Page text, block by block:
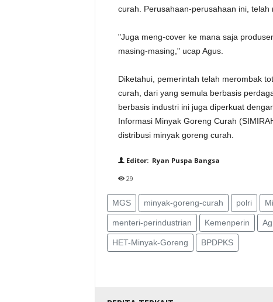
curah. Perusahaan-perusahaan ini,
"Juga meng-cover ke mana saja
masing-masing," ucap Agus.
Diketahui, pemerintah telah merombak
curah, dari yang semula berbasis
berbasis industri ini juga diperkuat
Informasi Minyak Goreng Curah
distribusi minyak goreng curah.
Editor: Ryan Puspa Bangsa
29
MGS minyak-goreng-curah polri
menteri-perindustrian Kemenperin
HET-Minyak-Goreng BPDPKS